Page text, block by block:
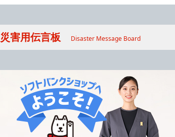
災害用伝言板 Disaster Message Board